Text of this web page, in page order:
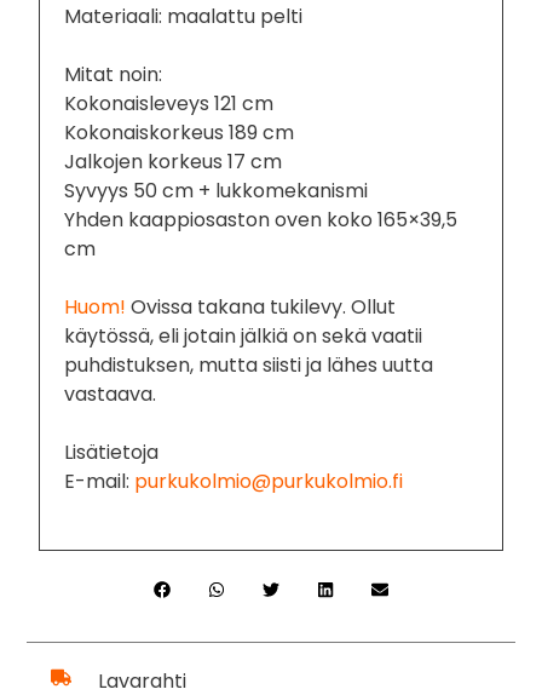
Materiaali: maalattu pelti
Mitat noin:
Kokonaisleveys 121 cm
Kokonaiskorkeus 189 cm
Jalkojen korkeus 17 cm
Syvyys 50 cm + lukkomekanismi
Yhden kaappiosaston oven koko 165×39,5
cm
Huom! Ovissa takana tukilevy. Ollut
käytössä, eli jotain jälkiä on sekä vaatii
puhdistuksen, mutta siisti ja lähes uutta
vastaava.
Lisätietoja
E-mail: purkukolmio@purkukolmio.fi
Lavarahti